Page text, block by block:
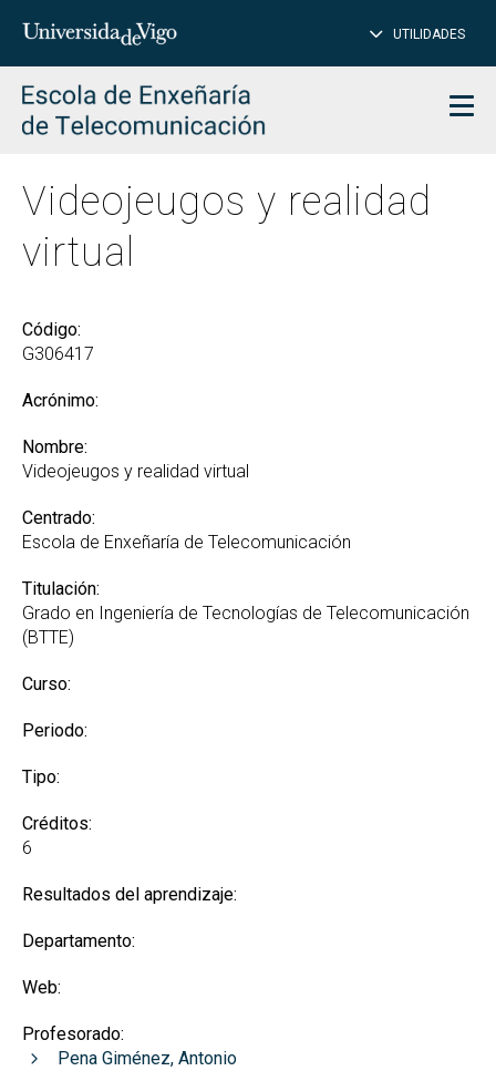
Insertar
para
buscar
UTILIDADES
Videojeugos y realidad
virtual
Código:
G306417
Acrónimo:
Nombre:
Videojeugos y realidad virtual
Centrado:
Escola de Enxeñaría de Telecomunicación
Titulación:
Grado en Ingeniería de Tecnologías de Telecomunicación
(BTTE)
Curso:
Periodo:
Tipo:
Créditos:
6
Resultados del aprendizaje:
Departamento:
Web:
Profesorado:
Pena Giménez, Antonio